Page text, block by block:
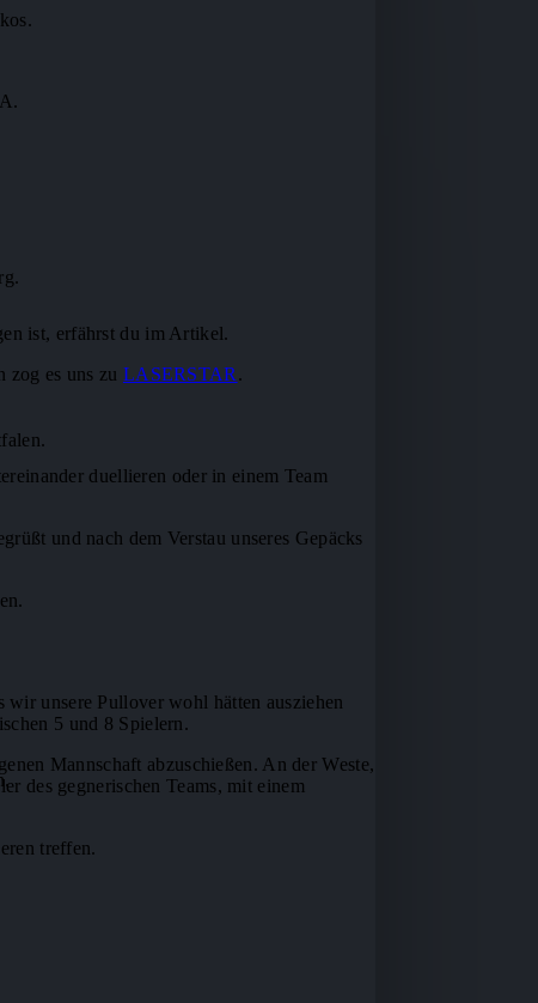
ist, erfährst du im Artikel.
zog es uns zu LASERSTAR .
duellieren oder in einem Team
und nach dem Verstau unseres Gepäcks
wir unsere Pullover wohl hätten ausziehen
5 und 8 Spielern.
Mannschaft abzuschießen. An der Weste,
des gegnerischen Teams, mit einem
treffen.